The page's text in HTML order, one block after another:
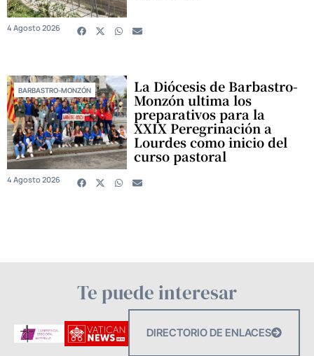
4 Agosto 2026
BARBASTRO-MONZÓN La Diócesis de Barbastro-
Monzón ultima los
preparativos para la
XXIX Peregrinación a
Lourdes como inicio del
curso pastoral
4 Agosto 2026
Te puede interesar
DIRECTORIO DE ENLACES